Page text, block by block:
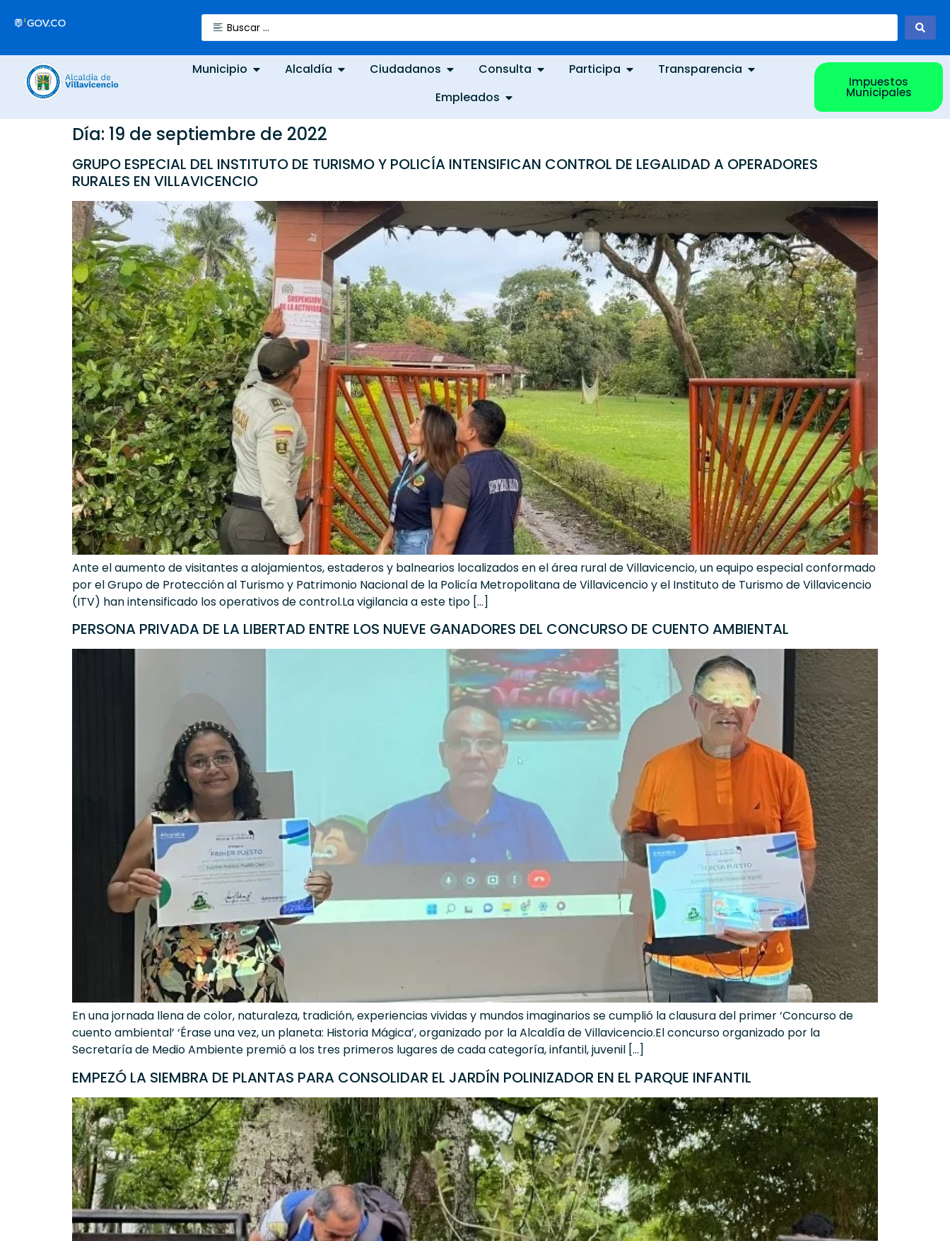
Municipio Alcaldía Ciudadanos Consulta Participa
Transparencia
Empleados
Impuestos
Municipales
Día: 19 de septiembre de 2022
GRUPO ESPECIAL DEL INSTITUTO DE TURISMO Y POLICÍA INTENSIFICAN CONTROL DE LEGALIDAD A OPERADORES
RURALES EN VILLAVICENCIO
Ante el aumento de visitantes a alojamientos, estaderos y balnearios localizados en el área rural de Villavicencio, un equipo especial conformado
por el Grupo de Protección al Turismo y Patrimonio Nacional de la Policía Metropolitana de Villavicencio y el Instituto de Turismo de Villavicencio
(ITV) han intensificado los operativos de control.La vigilancia a este tipo […]
PERSONA PRIVADA DE LA LIBERTAD ENTRE LOS NUEVE GANADORES DEL CONCURSO DE CUENTO AMBIENTAL
En una jornada llena de color, naturaleza, tradición, experiencias vividas y mundos imaginarios se cumplió la clausura del primer ‘Concurso de
cuento ambiental’ ‘Érase una vez, un planeta: Historia Mágica’, organizado por la Alcaldía de Villavicencio.El concurso organizado por la
Secretaría de Medio Ambiente premió a los tres primeros lugares de cada categoría, infantil, juvenil […]
EMPEZÓ LA SIEMBRA DE PLANTAS PARA CONSOLIDAR EL JARDÍN POLINIZADOR EN EL PARQUE INFANTIL